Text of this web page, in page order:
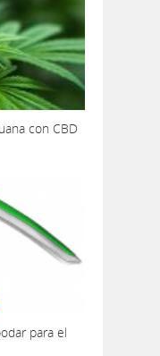
con CBD
para el